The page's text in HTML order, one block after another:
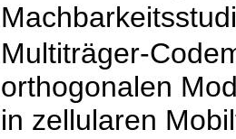
Multiträger-
orthogonalen
in zellularen